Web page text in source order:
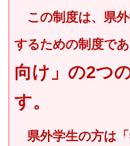
この制度は、県
するための制度であ
向け」の2つ
す。
県外学生の方は